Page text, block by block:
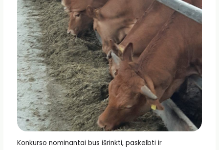
Konkurso nominantai bus išrinkti, paskelbti ir